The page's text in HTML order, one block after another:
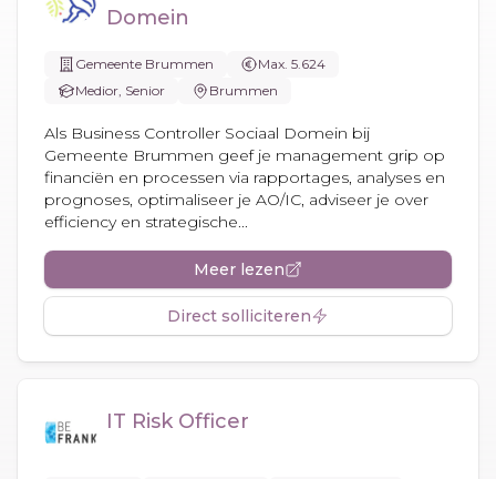
Domein
Gemeente Brummen
Max. 5.624
Medior, Senior
Brummen
Als Business Controller Sociaal Domein bij
Gemeente Brummen geef je management grip op
financiën en processen via rapportages, analyses en
prognoses, optimaliseer je AO/IC, adviseer je over
efficiency en strategische...
Meer lezen
Direct solliciteren
IT Risk Officer